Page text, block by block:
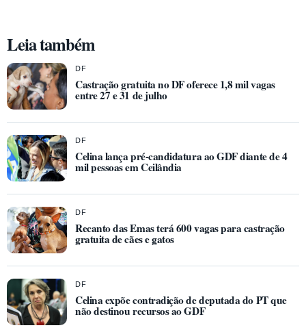
Leia também
DF
Castração gratuita no DF oferece 1,8 mil vagas
entre 27 e 31 de julho
DF
Celina lança pré-candidatura ao GDF diante de 4
mil pessoas em Ceilândia
DF
Recanto das Emas terá 600 vagas para castração
gratuita de cães e gatos
DF
Celina expõe contradição de deputada do PT que
não destinou recursos ao GDF